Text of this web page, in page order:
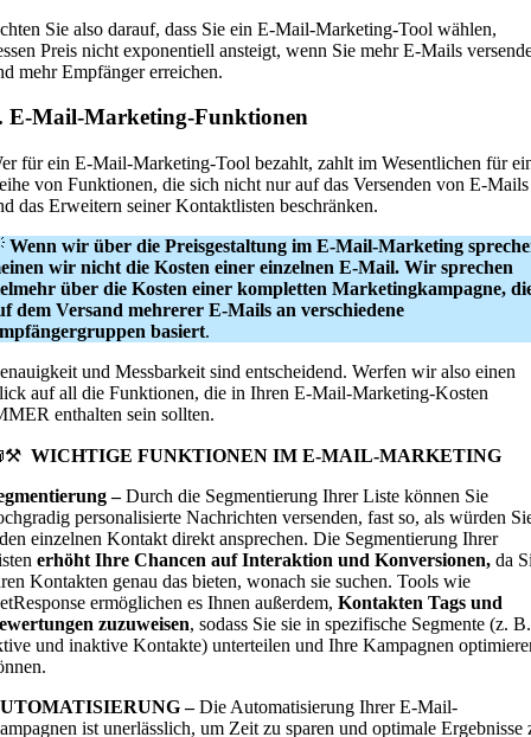
Sie also darauf, dass Sie ein E-Mail-Marketing-Tool wählen,
Preis nicht exponentiell ansteigt, wenn Sie mehr E-Mails
mehr Empfänger erreichen.
E-Mail-Marketing-Funktionen
für ein E-Mail-Marketing-Tool bezahlt, zahlt im Wesentlichen für
von Funktionen, die sich nicht nur auf das Versenden von E-Mails
das Erweitern seiner Kontaktlisten beschränken.
Wenn wir über die Preisgestaltung im E-Mail-Marketing
wir nicht die Kosten einer einzelnen E-Mail. Wir sprechen
über die Kosten einer kompletten Marketingkampagne,
dem Versand mehrerer E-Mails an verschiedene
basiert.
und Messbarkeit sind entscheidend. Werfen wir also einen
auf all die Funktionen, die in Ihren E-Mail-Marketing-Kosten
enthalten sein sollten.
WICHTIGE FUNKTIONEN IM E-MAIL-MARKETING
–Durch die Segmentierung Ihrer Liste können Sie
personalisierte Nachrichten versenden, fast so, als würden
einzelnen Kontakt direkt ansprechen. Die Segmentierung Ihrer
erhöht Ihre Chancen auf Interaktion und Konversionen, da
Kontakten genau das bieten, wonach sie suchen. Tools wie
ermöglichen es Ihnen außerdem, Kontakten Tags und
zuzuweisen, sodass Sie sie in spezifische Segmente (z. B.
und inaktive Kontakte) unterteilen und Ihre Kampagnen
–Die Automatisierung Ihrer E-Mail-
ist unerlässlich, um Zeit zu sparen und optimale Ergebnisse